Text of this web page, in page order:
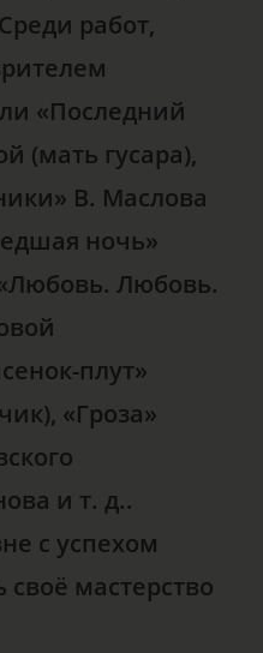
работ,
«Последний
(мать гусара),
В. Маслова
ночь»
Любовь.
плут»
«Гроза»
и т. д..
с успехом
своё мастерство